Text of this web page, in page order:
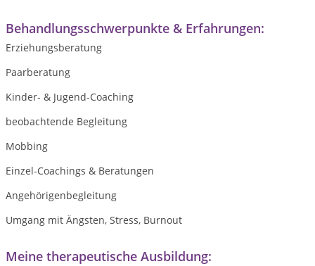
Behandlungsschwerpunkte & Erfahrungen:
Erziehungsberatung
Paarberatung
Kinder- & Jugend-Coaching
beobachtende Begleitung
Mobbing
Einzel-Coachings & Beratungen
Angehörigenbegleitung
Umgang mit Ängsten, Stress, Burnout
Meine therapeutische Ausbildung: